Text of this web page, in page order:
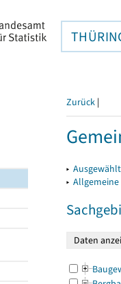
Zurück |
▸
▸